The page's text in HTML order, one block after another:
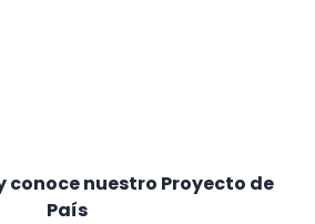
conoce nuestro Proyecto de
País